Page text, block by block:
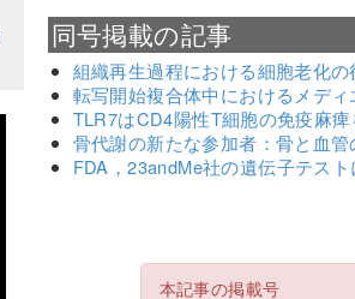
同号掲載の記事
組織再生過程における細胞老化の
転写開始複合体中におけるメデ
TLR7はCD4陽性T細胞の免疫麻痺
骨代謝の新たな参加者：骨と血管
FDA，23andMe社の遺伝子テスト
本記事の掲載号